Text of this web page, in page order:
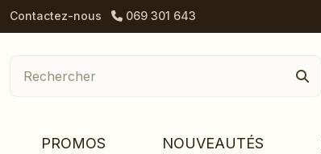
Contactez-nous 069 301 643
PROMOS NOUVEAUTÉS